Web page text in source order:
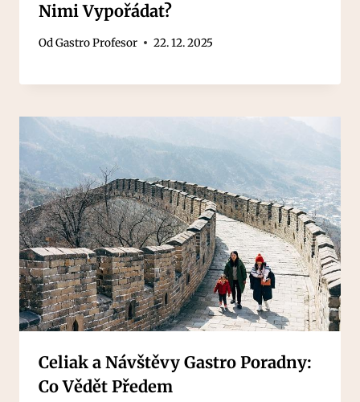
Nimi Vypořádat?
OdGastro Profesor 22. 12. 2025
Celiak a Návštěvy Gastro Poradny:
Co Vědět Předem